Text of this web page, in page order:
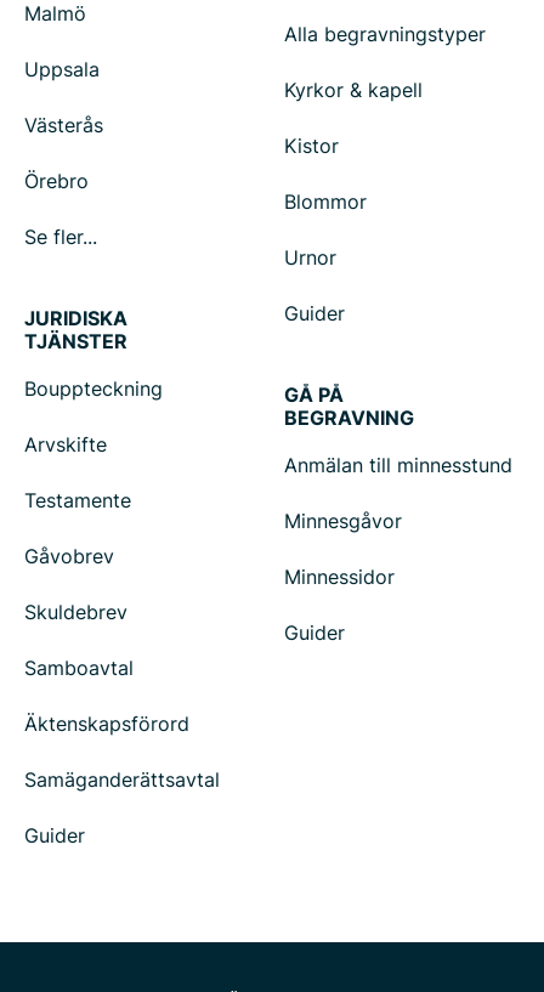
Malmö
Uppsala
Västerås
Örebro
Se fler...
Alla begravningstyper
Kyrkor & kapell
Kistor
Blommor
Urnor
Guider
JURIDISKA
TJÄNSTER
Bouppteckning
Arvskifte
Testamente
Gåvobrev
Skuldebrev
Samboavtal
Äktenskapsförord
Samäganderättsavtal
Guider
GÅ PÅ
BEGRAVNING
Anmälan till minnesstund
Minnesgåvor
Minnessidor
Guider